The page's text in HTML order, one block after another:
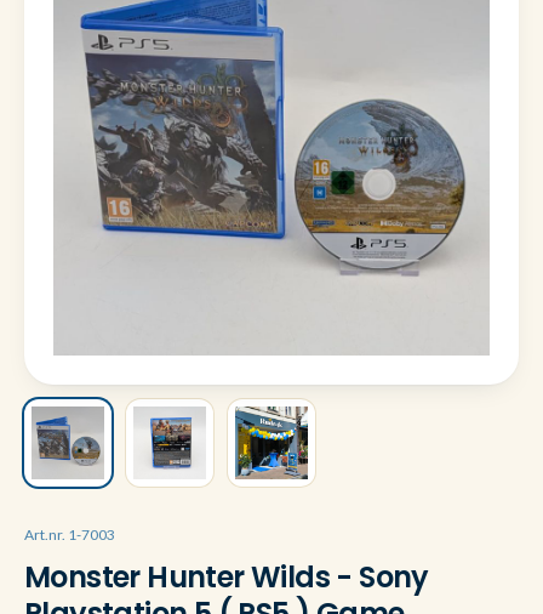
Art.nr. 1-7003
Monster Hunter Wilds - Sony